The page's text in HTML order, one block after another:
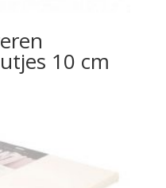
10 cm